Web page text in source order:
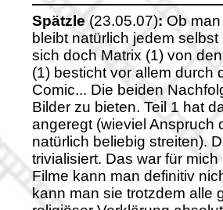
Spätzle (23.05.07):Ob man
bleibt natürlich jedem
sich doch Matrix (1) von
(1) besticht vor allem durch
Comic... Die beiden
Bilder zu bieten. Teil 1 hat
angeregt (wieviel Anspruch
natürlich beliebig streiten).
trivialisiert. Das war für
Filme kann man definitiv
kann man sie trotzdem alle